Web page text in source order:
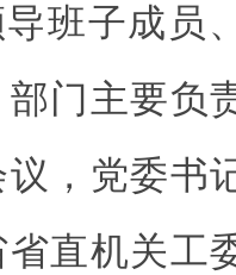
班子成员
门主要负
，党委书
直机关工